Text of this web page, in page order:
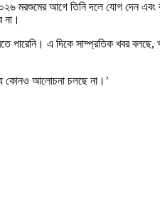
মরশুমের আগে তিনি দলে যোগ দেন এবং
না।
পারেনি। এ দিকে সাম্প্রতিক খবর
কোনও আলোচনা চলছে না।’